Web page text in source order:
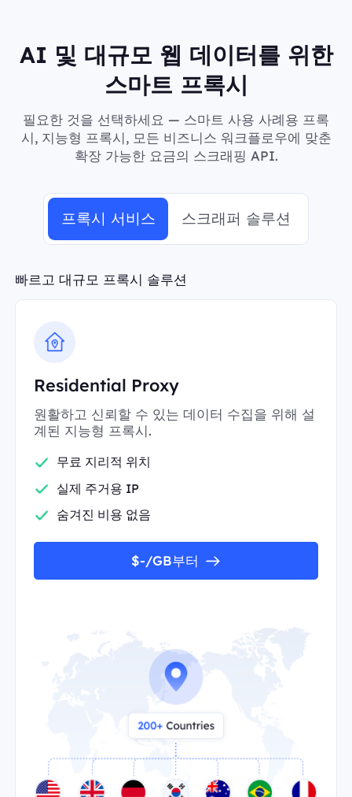
AI 및 대규모 웹 데이터를 위한
스마트 프록시
필요한 것을 선택하세요 — 스마트 사용 사례용 프록
시, 지능형 프록시, 모든 비즈니스 워크플로우에 맞춘
확장 가능한 요금의 스크래핑 API.
프록시 서비스 스크래퍼 솔루션
빠르고 대규모 프록시 솔루션
Residential Proxy
원활하고 신뢰할 수 있는 데이터 수집을 위해 설
계된 지능형 프록시.
무료 지리적 위치
실제 주거용 IP
숨겨진 비용 없음
$-/GB부터